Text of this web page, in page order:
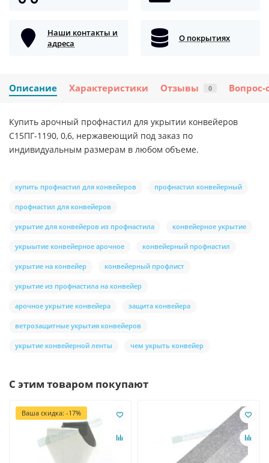
Наши контакты и
адреса
О покрытиях
Описание Характеристики Отзывы 0 Вопрос-
Купить арочный профнастил для укрытии конвейеров
С15ПГ-1190, 0,6, нержавеющий под заказ по
индивидуальным размерам в любом объеме.
купить профнастил для конвейеров профнастил конвейерный
профнастил для конвейеров
укрытие для конвейеров из профнастила конвейерное укрытие
укрыытие конвейерное арочное конвейерный профнастил
укрытие на конвейер конвейерный профлист
укрытие из профнастила на конвейер
арочное укрытие конвейера защита конвейера
ветрозащитные укрытия конвейеров
укрытие конвейерной ленты чем укрыть конвейер
С этим товаром покупают
Ваша скидка: -17%